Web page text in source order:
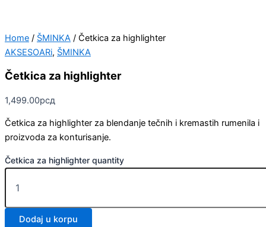
Home / ŠMINKA / Četkica za highlighter
AKSESOARi, ŠMINKA
Četkica za highlighter
1,499.00рсд
Četkica za highlighter za blendanje tečnih i kremastih rumenila i
proizvoda za konturisanje.
Četkica za highlighter quantity
Dodaj u korpu